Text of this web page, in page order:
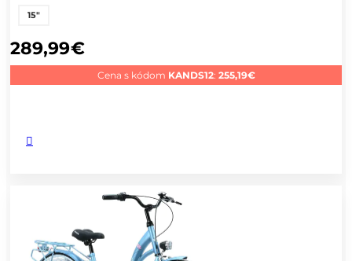
15"
289,99€
Cena s kódom KANDS12: 255,19€